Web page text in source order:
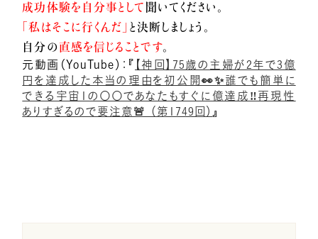
億楽®ストーリー
プレスリリース一覧
成功体験を自分事として 聞いてください。
「私はそこに行くんだ」 と決断しましょう。
自分の直感を信じることです。
元動画（YouTube）：『 【神回】75歳の主婦が2年で3億
円を達成した本当の理由を初公開👀✨誰でも簡単に
できる宇宙1の〇〇であなたもすぐに億達成‼️再現性
ありすぎるので要注意🚨 （第1749回） 』